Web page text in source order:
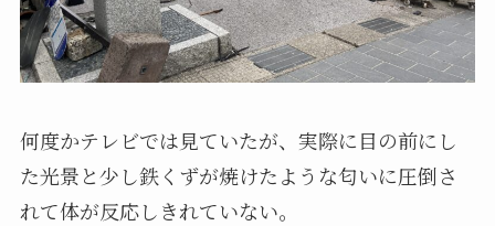
何度かテレビでは見ていたが、実際に目の前にし
た光景と少し鉄くずが焼けたような匂いに圧倒さ
れて体が反応しきれていない。